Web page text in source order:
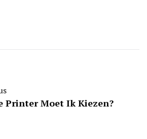
Printer Moet Ik Kiezen?